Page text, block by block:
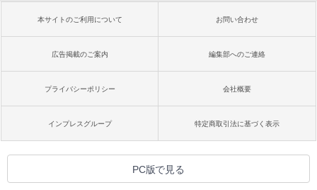
本サイトのご利用について お問い合わせ
広告掲載のご案内 編集部へのご連絡
プライバシーポリシー 会社概要
インプレスグループ 特定商取引法に基づく表示
PC版で見る